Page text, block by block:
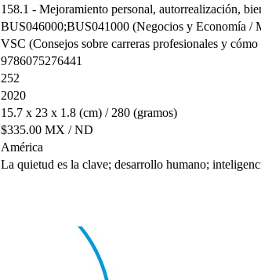
158.1 - Mejoramiento personal, autorrealización,
BUS046000;BUS041000 (Negocios y Economía /
VSC (Consejos sobre carreras profesionales y
9786075276441
252
2020
15.7 x 23 x 1.8 (cm) / 280 (gramos)
$335.00 MX / ND
América
La quietud es la clave; desarrollo humano;